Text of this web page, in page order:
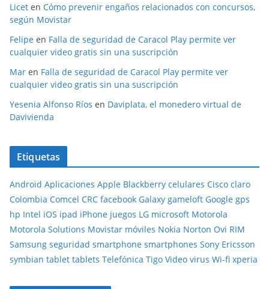
Licet en Cómo prevenir engaños relacionados con concursos,
según Movistar
Felipe en Falla de seguridad de Caracol Play permite ver
cualquier video gratis sin una suscripción
Mar en Falla de seguridad de Caracol Play permite ver
cualquier video gratis sin una suscripción
Yesenia Alfonso Ríos en Daviplata, el monedero virtual de
Davivienda
Etiquetas
Android Aplicaciones Apple Blackberry celulares Cisco claro
Colombia Comcel CRC facebook Galaxy gameloft Google gps
hp Intel iOS ipad iPhone juegos LG microsoft Motorola
Motorola Solutions Movistar móviles Nokia Norton Ovi RIM
Samsung seguridad smartphone smartphones Sony Ericsson
symbian tablet tablets Telefónica Tigo Video virus Wi-fi xperia